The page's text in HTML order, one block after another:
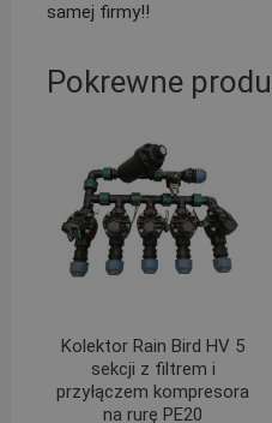
samej firmy!!
Pokrewne
Kolektor Rain Bird HV 5
sekcji z filtrem i
przyłączem kompresora
na rurę PE20